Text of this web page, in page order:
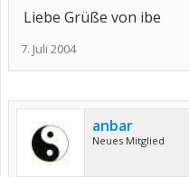
Liebe Grüße von ibe
7. Juli 2004
anbar
Neues Mitglied